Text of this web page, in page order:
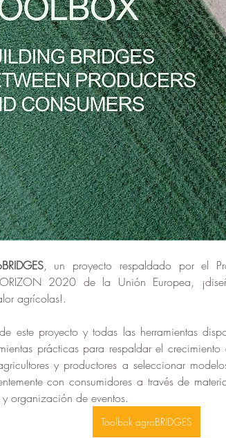
, un proyecto respaldado por el
2020 de la Unión Europea,
agrícolas!.
este proyecto y todas las herramientas
prácticas para respaldar el
y productores a seleccionar
con consumidores a través de
organización de eventos.
Toolbok agroBRIDGES